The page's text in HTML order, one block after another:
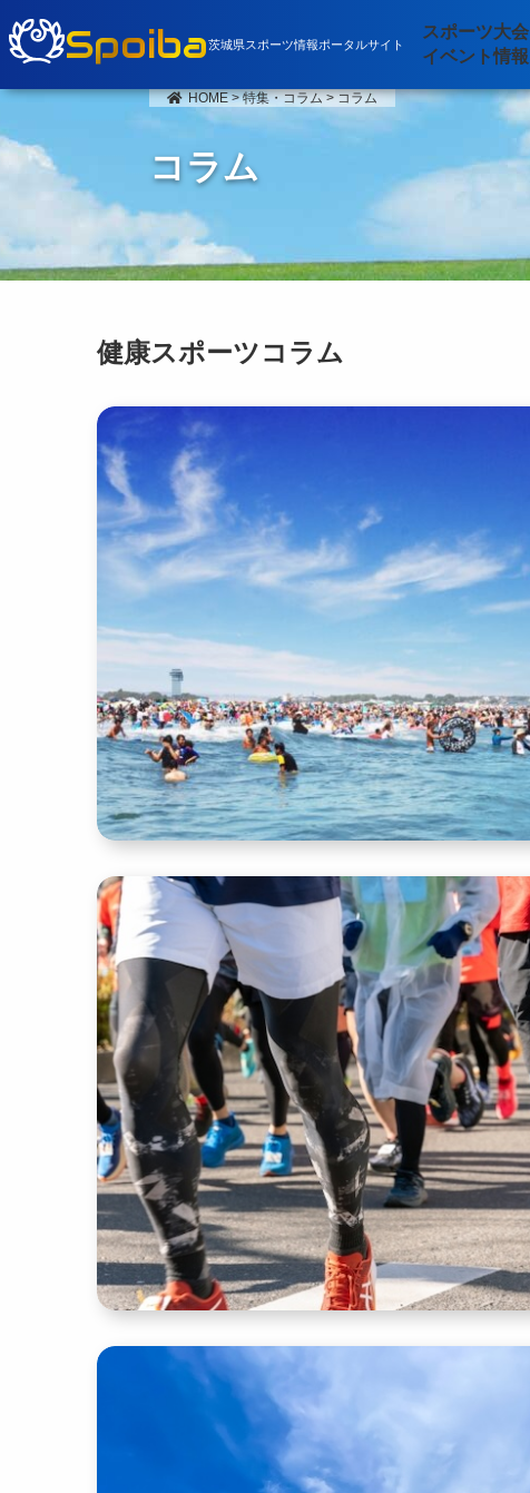
Spoiba茨城県スポーツ情報ポータルサイト
スポーツ大会
イベント情報
HOME>特集・コラム>コラム
コラム
健康スポーツコラム